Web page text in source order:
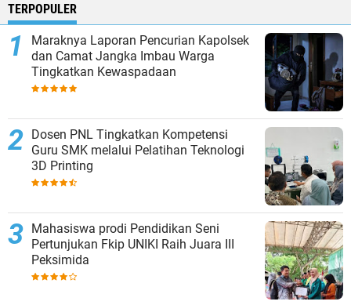
TERPOPULER
Maraknya Laporan Pencurian Kapolsek
dan Camat Jangka Imbau Warga
Tingkatkan Kewaspadaan
Dosen PNL Tingkatkan Kompetensi
Guru SMK melalui Pelatihan Teknologi
3D Printing
Mahasiswa prodi Pendidikan Seni
Pertunjukan Fkip UNIKI Raih Juara III
Peksimida